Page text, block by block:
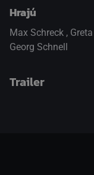
Hrajú
Max Schreck ,
Georg Schnell
Trailer
prepnite na